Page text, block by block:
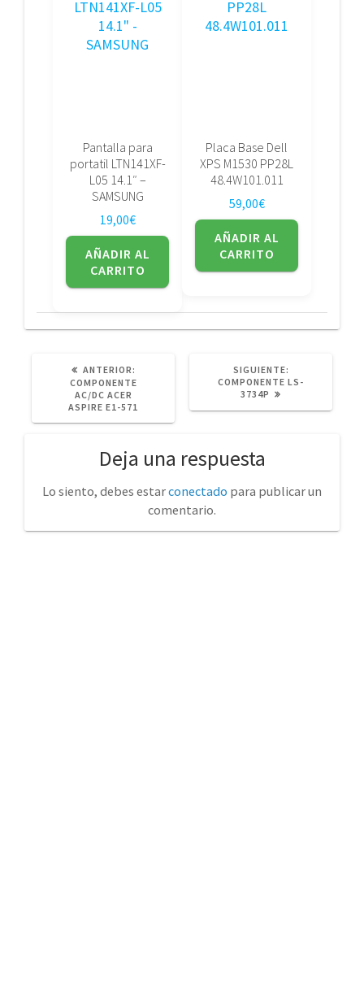
Pantalla para
portatil LTN141XF-
L05 14.1″ –
SAMSUNG
19,00€
AÑADIR AL
CARRITO
Placa Base Dell
XPS M1530 PP28L
48.4W101.011
59,00€
AÑADIR AL
CARRITO
ANTERIOR:
ANTERIOR:
COMPONENTE
AC/DC ACER
ASPIRE E1-571
SIGUIENTE:
POST:
COMPONENTE LS-
3734P
Deja una respuesta
Lo siento, debes estarconectado para publicar un
comentario.